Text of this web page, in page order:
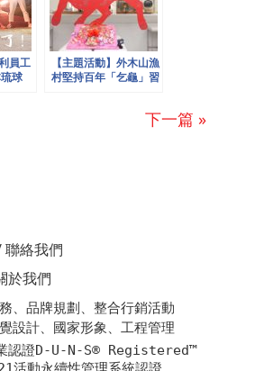
員工
球
【主題活動】外木山漁
村堅持百年「乞龜」習
下一篇 »
絡我們
於我們
、品牌規劃、整合行銷活動
設計、國家形象、工程管理
認證D-U-N-S® Registered™